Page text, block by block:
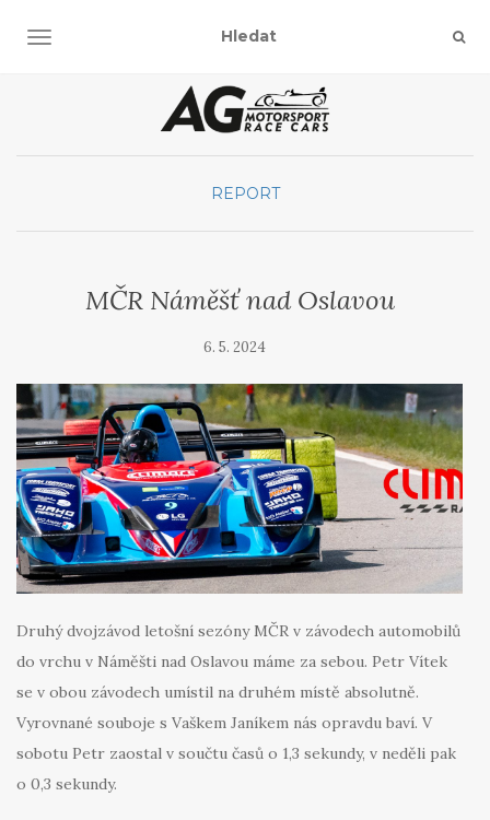
TOGGLE NAVIGATION
REPORT
MČR Náměšť nad Oslavou
6. 5. 2024
Druhý dvojzávod letošní sezóny MČR v závodech automobilů
do vrchu v Náměšti nad Oslavou máme za sebou. Petr Vítek
se v obou závodech umístil na druhém místě absolutně.
Vyrovnané souboje s Vaškem Janíkem nás opravdu baví. V
sobotu Petr zaostal v součtu časů o 1,3 sekundy, v neděli pak
o 0,3 sekundy.